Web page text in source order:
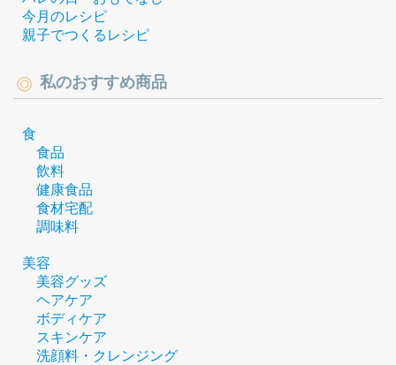
今月のレシピ
親子でつくるレシピ
私のおすすめ商品
食
食品
飲料
健康食品
食材宅配
調味料
美容
美容グッズ
ヘアケア
ボディケア
スキンケア
洗顔料・クレンジング